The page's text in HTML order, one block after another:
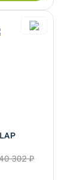
302 ₽